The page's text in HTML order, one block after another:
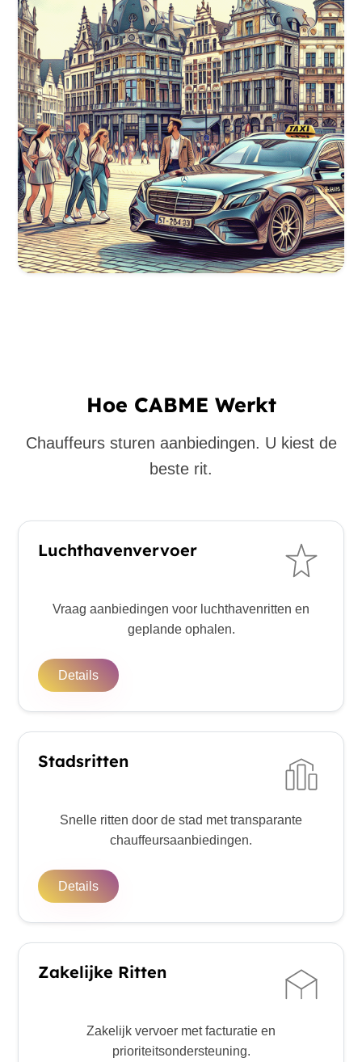
Hoe CABME Werkt
Chauffeurs sturen aanbiedingen. U kiest de
beste rit.
Luchthavenvervoer
Vraag aanbiedingen voor luchthavenritten en
geplande ophalen.
Details
Stadsritten
Snelle ritten door de stad met transparante
chauffeursaanbiedingen.
Details
Zakelijke Ritten
Zakelijk vervoer met facturatie en
prioriteitsondersteuning.